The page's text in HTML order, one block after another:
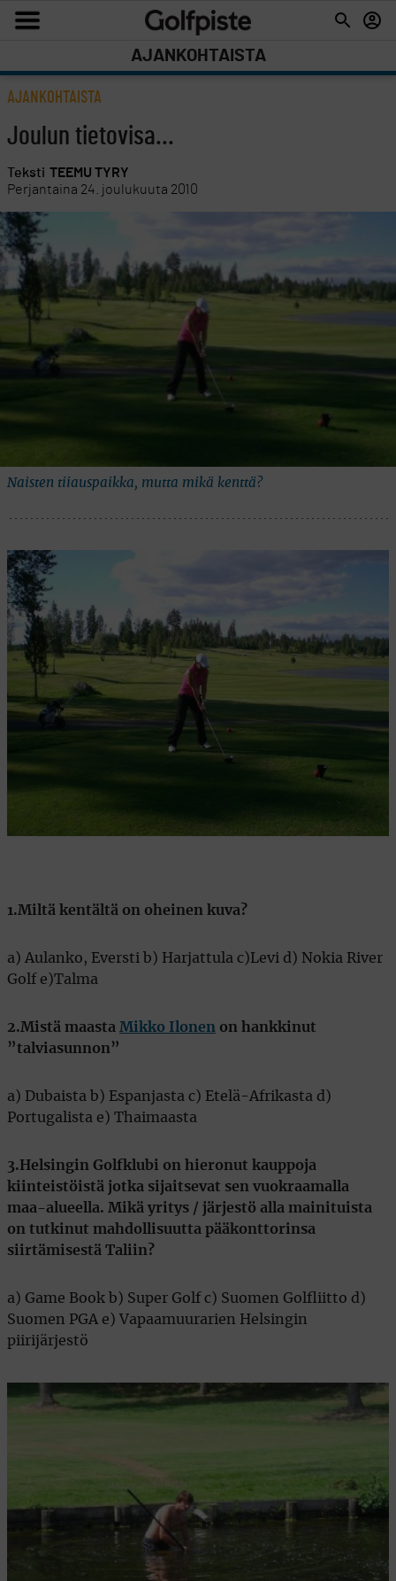
AJANKOHTAISTA
AJANKOHTAISTA
Joulun tietovisa...
Teksti TEEMU TYRY
Perjantaina 24. joulukuuta 2010
Naisten tiiauspaikka, mutta mikä kenttä?
1.Miltä kentältä on oheinen kuva?
a) Aulanko, Eversti b) Harjattula c)Levi d) Nokia River
Golf e)Talma
2.Mistä maasta Mikko Ilonen on hankkinut
”talviasunnon”
a) Dubaista b) Espanjasta c) Etelä-Afrikasta d)
Portugalista e) Thaimaasta
3.Helsingin Golfklubi on hieronut kauppoja
kiinteistöistä jotka sijaitsevat sen vuokraamalla
maa-alueella. Mikä yritys / järjestö alla mainituista
on tutkinut mahdollisuutta pääkonttorinsa
siirtämisestä Taliin?
a) Game Book b) Super Golf c) Suomen Golfliitto d)
Suomen PGA e) Vapaamuurarien Helsingin
piirijärjestö